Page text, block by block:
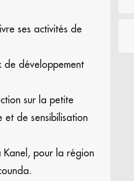
ses activités de
de développement
sur la petite
de sensibilisation
Kanel, pour la région